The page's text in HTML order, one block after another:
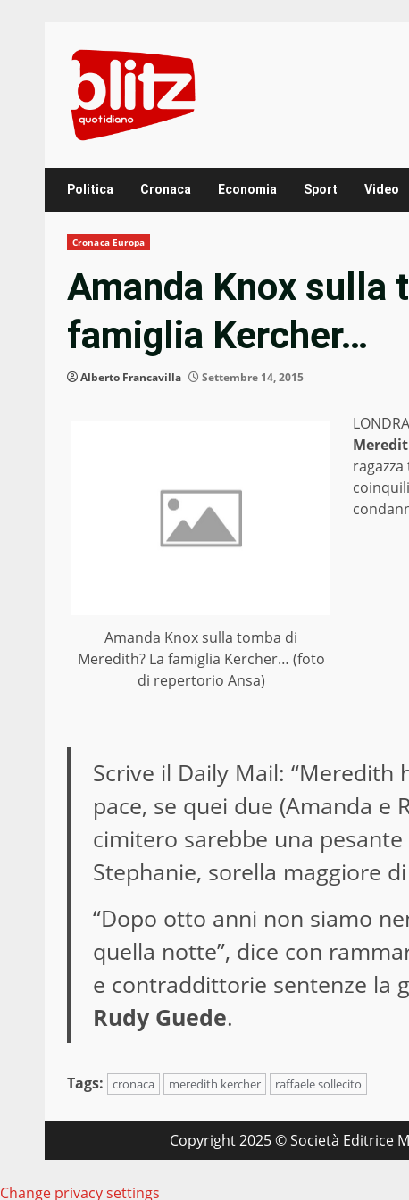
content
Politica Cronaca Economia Sport Video
Cronaca Europa
Amanda Knox sulla
famiglia Kercher…
Alberto Francavilla Settembre 14, 2015
Amanda Knox sulla tomba di
Meredith? La famiglia Kercher… (foto
di repertorio Ansa)
Scrive il Daily Mail: “Meredith
pace, se quei due (Amanda e
cimitero sarebbe una
Stephanie, sorella maggiore
“Dopo otto anni non siamo
quella notte”, dice con
e contraddittorie sentenze la
Rudy Guede.
Tags: cronaca meredith kercher raffaele sollecito
Copyright 2025 © Società Editrice
Change privacy settings